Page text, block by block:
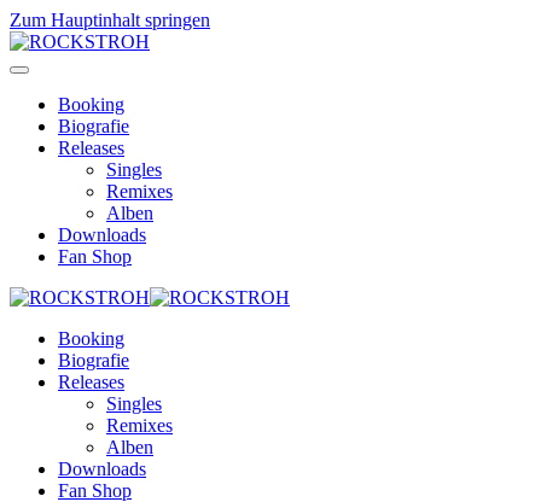
Zum Hauptinhalt springen
Booking
Biografie
Releases
Singles
Remixes
Alben
Downloads
Fan Shop
Booking
Biografie
Releases
Singles
Remixes
Alben
Downloads
Fan Shop